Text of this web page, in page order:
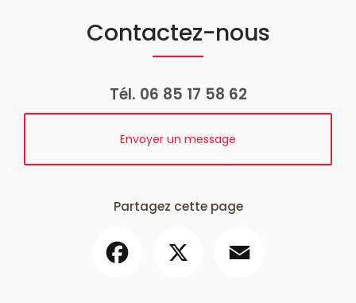
Contactez-nous
Tél. 06 85 17 58 62
Envoyer un message
Partagez cette page